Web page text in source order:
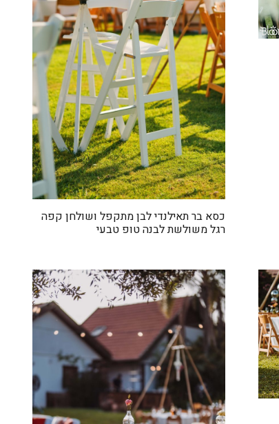
כסא בר תאילנדי לבן מתקפל ושולחן קפה
רגל משולשת לבנה טופ טבעי